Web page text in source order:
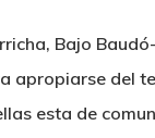
Bajo
apropiarse del
esta de